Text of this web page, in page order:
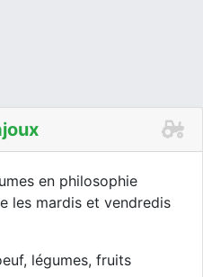
en philosophie
les mardis et vendredis
légumes, fruits